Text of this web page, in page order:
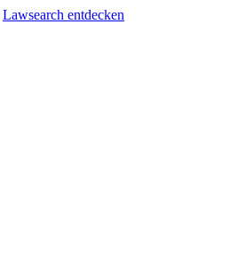
Lawsearch entdecken